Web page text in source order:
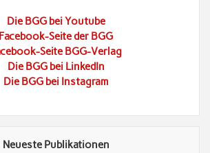
Die BGG bei Youtube
Facebook-Seite der BGG
Seite BGG-Verlag
Die BGG bei LinkedIn
Die BGG bei Instagram
Neueste Publikationen